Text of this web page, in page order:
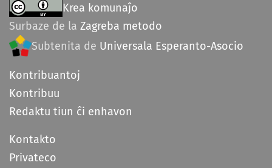
Krea komunaĵo
Surbaze de la Zagreba metodo
Subtenita de Universala Esperanto-Asocio
Kontribuantoj
Kontribuu
Redaktu tiun ĉi enhavon
Kontakto
Privateco